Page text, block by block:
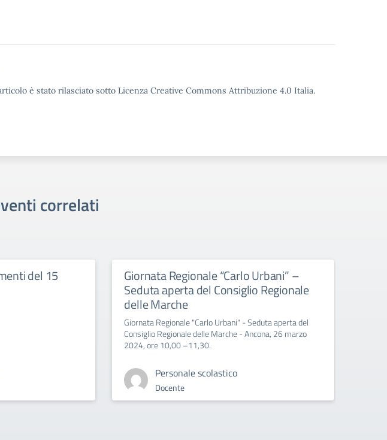
è stato rilasciato sotto Licenza Creative Commons Attribuzione 4.0 Italia.
correlati
del 15 Giornata Regionale “Carlo Urbani” –
Seduta aperta del Consiglio Regionale
delle Marche
Giornata Regionale "Carlo Urbani" - Seduta aperta del
Consiglio Regionale delle Marche - Ancona, 26 marzo
2024, ore 10,00 –11,30.
Personale scolastico
Docente